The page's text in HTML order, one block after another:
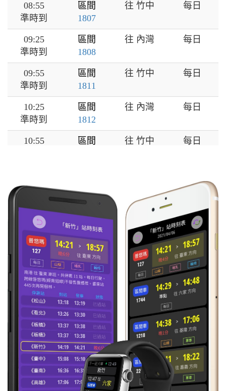
08:55
準時到
區間
1807
往 竹中 每日
09:25
準時到
區間
1808
往 內灣 每日
09:55
準時到
區間
1811
往 竹中 每日
10:25
準時到
區間
1812
往 內灣 每日
10:55
區間
往 竹中 每日
準時到
11:55
準時到
往 竹中
12:25
準時到
區間
1816
往 內灣 每日
12:55
準時到
區間
1819
往 竹中 每日
13:25
準時到
區間
1818
13:55
準時到
區間
1821
往 竹中 每日
14:25
區間
往 內灣 每日